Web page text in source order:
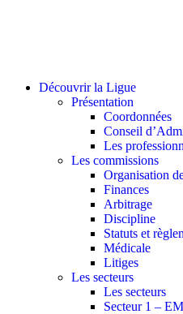
Découvrir la Ligue
Présentation
Coordonnées
Conseil
Les
Les commissions
Organisation
Finances
Arbitrage
Discipline
Statuts et
Médicale
Litiges
Les secteurs
Les secteurs
Secteur 1 –